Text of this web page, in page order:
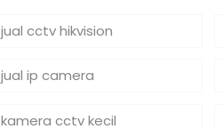
jual cctv hikvision
jual ip camera
kamera cctv kecil